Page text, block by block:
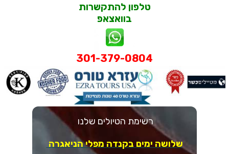
רשימת הטיולים שלנו
שלושה ימים בקנדה מפלי הניאגרה
טלפון להתקשרות
בוואצאפ
301-379-0804